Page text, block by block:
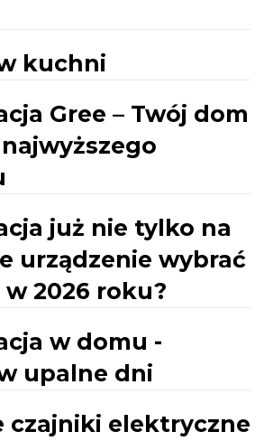
kuchni
Gree – Twój dom
już nie tylko na
urządzenie wybrać
2026 roku?
w domu -
upalne dni
czajniki elektryczne